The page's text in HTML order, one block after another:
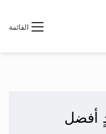
القائمة
أفضل